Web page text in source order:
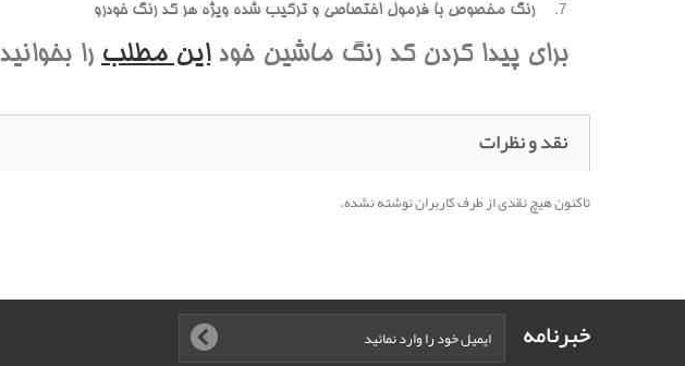
رنگ مخصوص با فرمول اختصاصي و ترکيب شده ويژه هر کد رنگ خودرو
براي پيدا کردن کد رنگ ماشين خوداين مطلب را بخوانيد
نقد و نظرات
تاکنون هیچ نقدی از طرف کاربران نوشته نشده.
خبرنامه